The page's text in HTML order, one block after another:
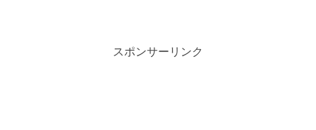
スポンサーリンク